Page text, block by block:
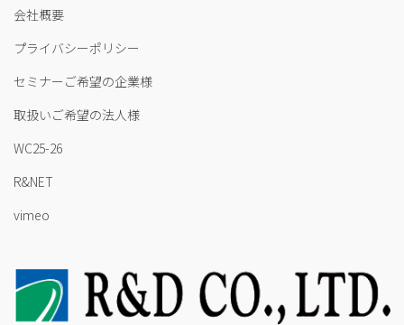
会社概要
プライバシーポリシー
セミナーご希望の企業様
取扱いご希望の法人様
WC25-26
R&NET
vimeo